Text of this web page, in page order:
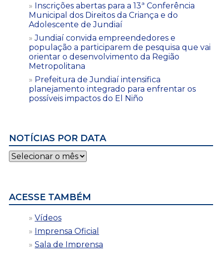
Inscrições abertas para a 13ª Conferência
Municipal dos Direitos da Criança e do
Adolescente de Jundiaí
Jundiaí convida empreendedores e
população a participarem de pesquisa que vai
orientar o desenvolvimento da Região
Metropolitana
Prefeitura de Jundiaí intensifica
planejamento integrado para enfrentar os
possíveis impactos do El Niño
NOTÍCIAS POR DATA
Notícias
por
ACESSE TAMBÉM
Vídeos
Imprensa Oficial
Sala de Imprensa